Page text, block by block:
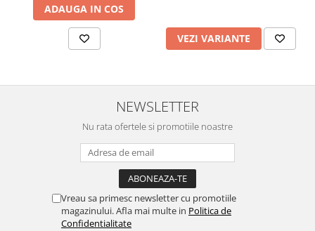
ADAUGA IN COS
VEZI VARIANTE
NEWSLETTER
Nu rata ofertele si promotiile noastre
Vreau sa primesc newsletter cu promotiile
magazinului. Afla mai multe in Politica de
Confidentialitate